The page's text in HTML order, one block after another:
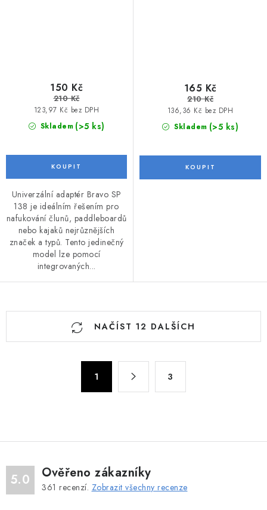
Skladem (>5 ks)
123,97 Kč bez DPH
150 Kč
210 Kč
Univerzální adaptér Bravo SP
138 je ideálním řešením pro
nafukování člunů, paddleboardů
nebo kajaků nejrůznějších
značek a typů. Tento jedinečný
model lze pomocí
integrovaných...
Skladem (>5 ks)
136,36 Kč bez DPH
165 Kč
210 Kč
O
p
v
k
NAČÍST 12 DALŠÍCH
k
v
á
n
1 3
5.0 Ověřeno zákazníky
361 recenzí. Zobrazit všechny recenze